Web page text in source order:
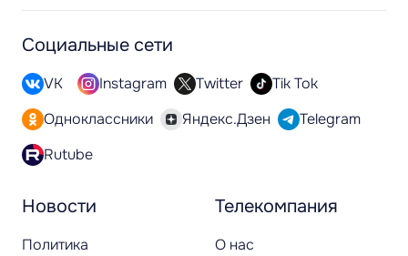
Новости
Политика
Телекомпания
О нас
Социальные сети
VK Instagram Twitter
Tik Tok
Одноклассники
Яндекс.Дзен
Telegram
Rutube